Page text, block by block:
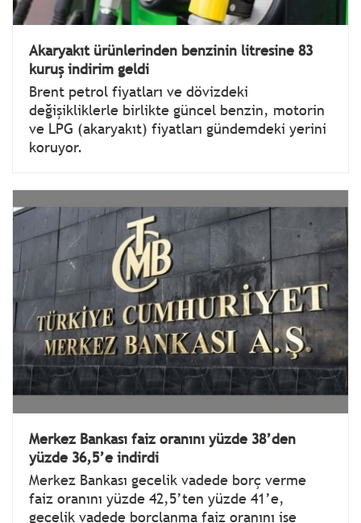
Akaryakıt ürünlerinden benzinin litresine 83
kuruş indirim geldi
Brent petrol fiyatları ve dövizdeki
değişikliklerle birlikte güncel benzin, motorin
ve LPG (akaryakıt) fiyatları gündemdeki yerini
koruyor.
Merkez Bankası faiz oranını yüzde 38’den
yüzde 36,5’e indirdi
Merkez Bankası gecelik vadede borç verme
faiz oranını yüzde 42,5’ten yüzde 41’e,
gecelik vadede borçlanma faiz oranını ise